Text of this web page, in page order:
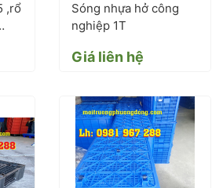
,rổ
Sóng nhựa hở công
nghiệp 1T
Giá liên hệ